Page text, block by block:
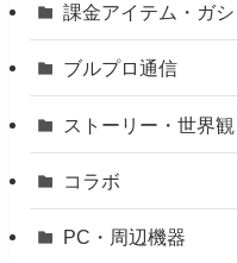
課金アイテム・ガシ
ブルプロ通信
ストーリー・世界
コラボ
PC・周辺機器